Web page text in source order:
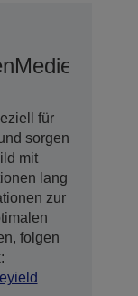
Medien
für
sorgen
mit
lang
zur
folgen